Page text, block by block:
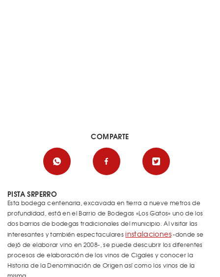
PISTA SRPERRO
Esta bodega centenaria, excavada en tierra a nueve metros de
profundidad, está en el Barrio de Bodegas «Los Gatos» uno de los
dos barrios de bodegas tradicionales del municipio. Al visitar las
interesantes y también espectacularesinstalaciones-donde se
dejó de elaborar vino en 2008-, se puede descubrir los diferentes
procesos de elaboración de los vinos de Cigales y conocer la
Historia de la Denominación de Origen así como los vinos de la
COMPARTE